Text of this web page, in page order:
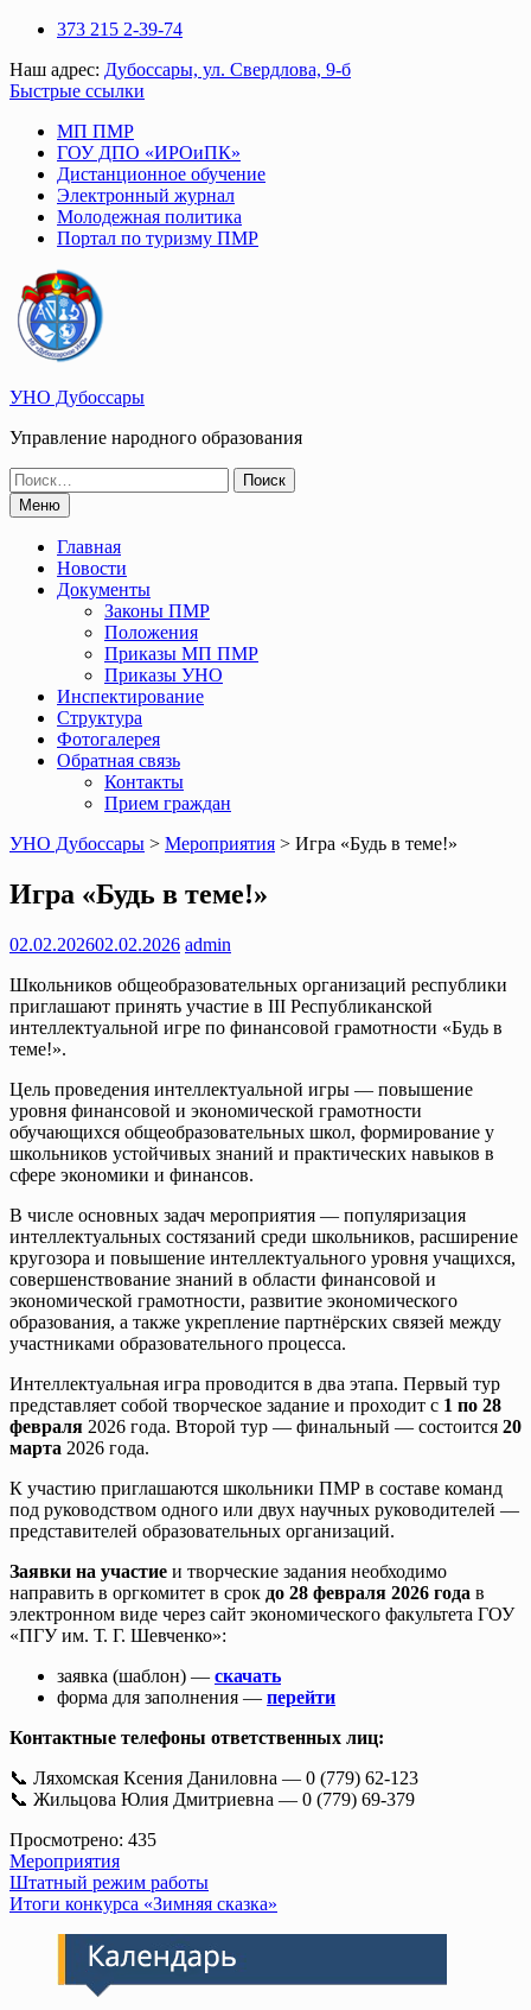
Перейти
содержимому
373 215 2-39-74
Наш адрес: Дубоссары, ул. Свердлова, 9-б
Быстрые ссылки
МП ПМР
ГОУ ДПО «ИРОиПК»
Дистанционное обучение
Электронный журнал
Молодежная политика
Портал по туризму ПМР
УНО Дубоссары
Управление народного образования
Поиск
по:Меню
Главная
Новости
Документы
Законы ПМР
Положения
Приказы МП ПМР
Приказы УНО
Инспектирование
Структура
Фотогалерея
Обратная связь
Контакты
Прием граждан
УНО Дубоссары > Мероприятия > Игра «Будь в теме!»
Игра «Будь в теме!»
02.02.202602.02.2026 admin
Школьников общеобразовательных организаций республики
приглашают принять участие в III Республиканской
интеллектуальной игре по финансовой грамотности «Будь в
теме!».
Цель проведения интеллектуальной игры — повышение
уровня финансовой и экономической грамотности
обучающихся общеобразовательных школ, формирование у
школьников устойчивых знаний и практических навыков в
сфере экономики и финансов.
В числе основных задач мероприятия — популяризация
интеллектуальных состязаний среди школьников, расширение
кругозора и повышение интеллектуального уровня учащихся,
совершенствование знаний в области финансовой и
экономической грамотности, развитие экономического
образования, а также укрепление партнёрских связей между
участниками образовательного процесса.
Интеллектуальная игра проводится в два этапа. Первый тур
представляет собой творческое задание и проходит с 1 по 28
февраля 2026 года. Второй тур — финальный — состоится 20
марта 2026 года.
К участию приглашаются школьники ПМР в составе команд
под руководством одного или двух научных руководителей —
представителей образовательных организаций.
Заявки на участие и творческие задания необходимо
направить в оргкомитет в срок до 28 февраля 2026 года в
электронном виде через сайт экономического факультета ГОУ
«ПГУ им. Т. Г. Шевченко»:
заявка (шаблон) — скачать
форма для заполнения — перейти
Контактные телефоны ответственных лиц:
📞 Ляхомская Ксения Даниловна — 0 (779) 62-123
📞 Жильцова Юлия Дмитриевна — 0 (779) 69-379
Просмотрено: 435
Мероприятия
Навигация
по
записям
Штатный режим работы
Итоги конкурса «Зимняя сказка»